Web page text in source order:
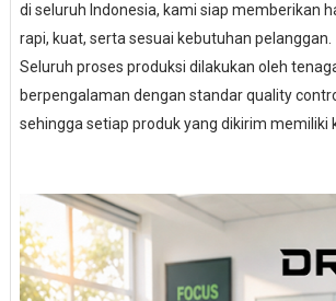
di seluruh Indonesia, kami siap memberikan
rapi, kuat, serta sesuai kebutuhan pelanggan.
Seluruh proses produksi dilakukan oleh
berpengalaman dengan standar quality
sehingga setiap produk yang dikirim memiliki